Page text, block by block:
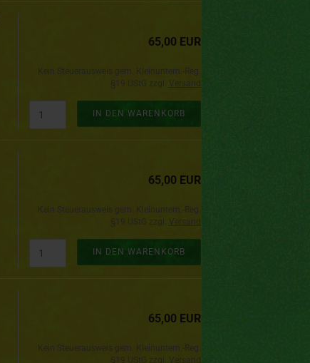
65,00 EUR
IN DEN WARENKORB
65,00 EUR
IN DEN WARENKORB
65,00 EUR